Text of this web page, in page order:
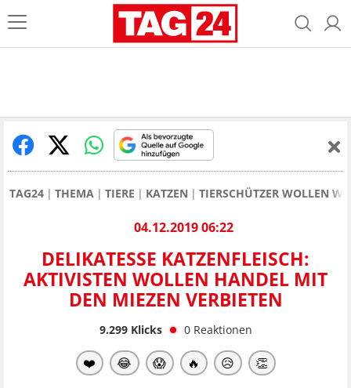
TAG24 THEMA TIERE KATZEN TIERSCHÜTZER WOLLEN
04.12.2019 06:22
DELIKATESSE KATZENFLEISCH:
AKTIVISTEN WOLLEN HANDEL MIT
DEN MIEZEN VERBIETEN
9.299Klicks 0 Reaktionen
❤️ 😂 😱 🔥 😥 👏